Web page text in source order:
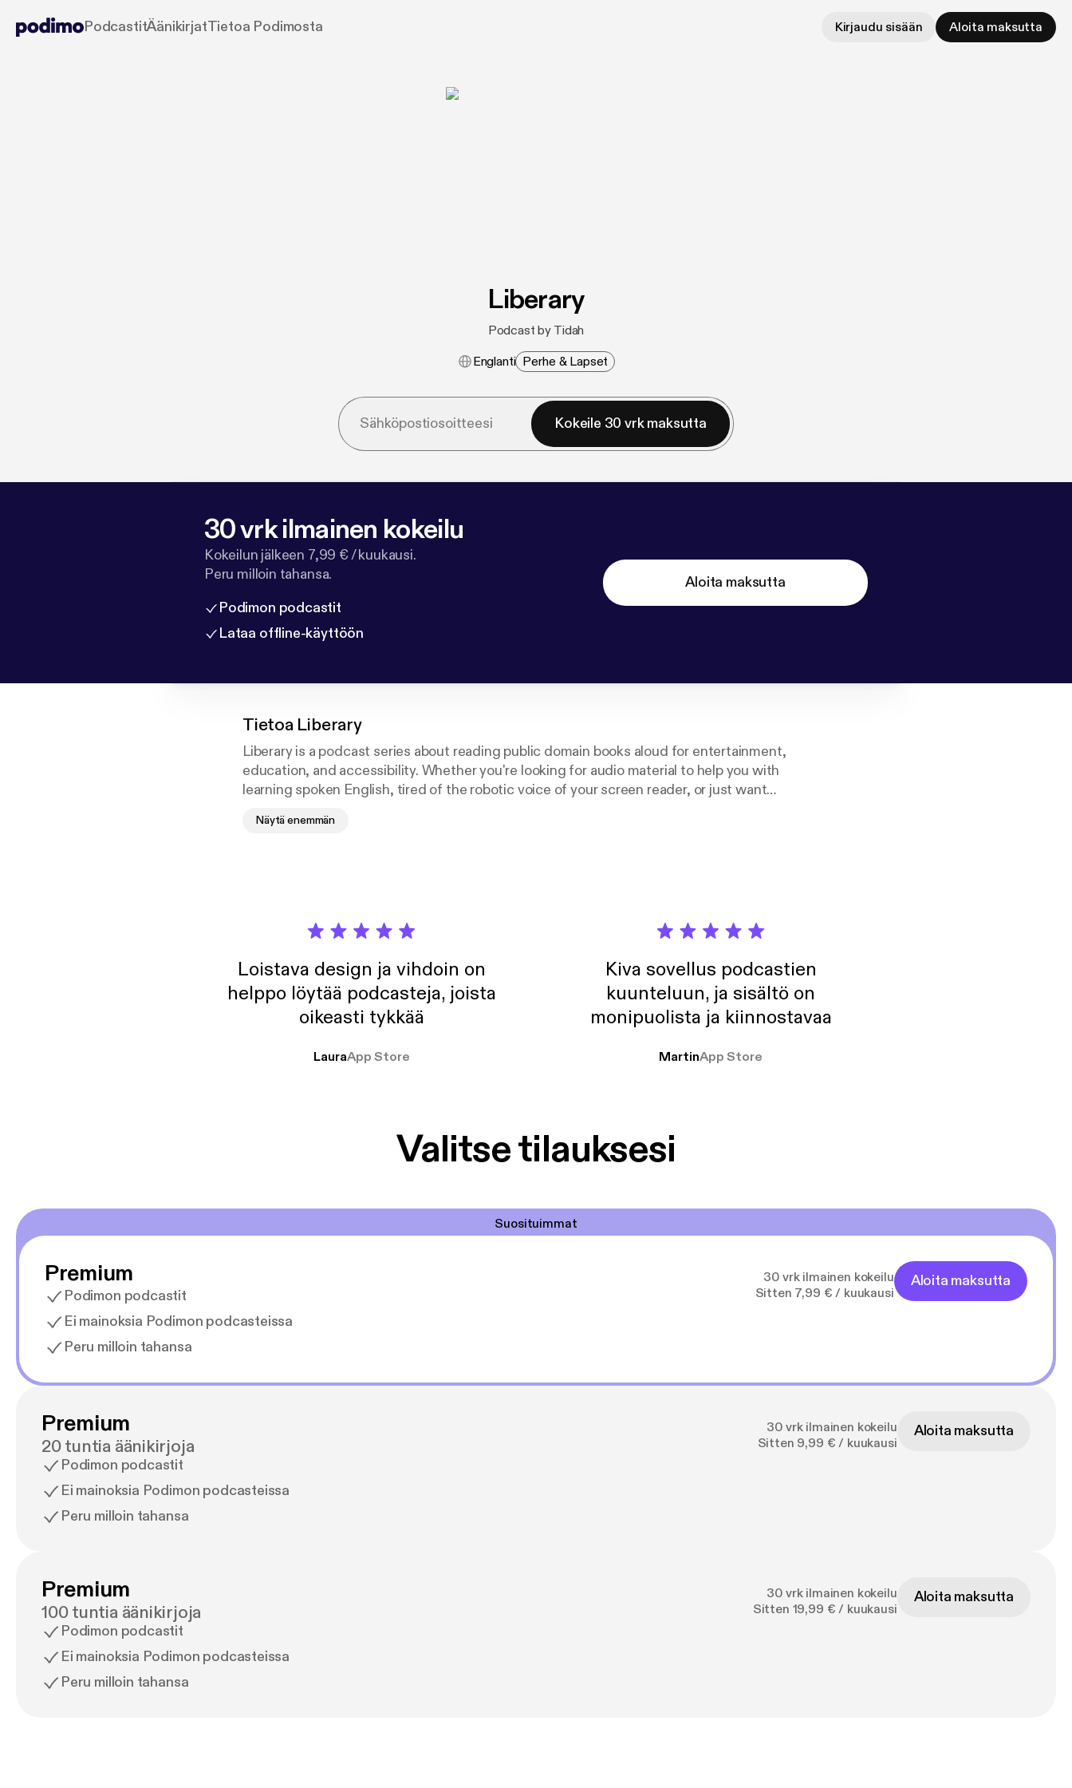
PodcastitÄänikirjatTietoa Podimosta Kirjaudu sisään Aloita maksutta
Liberary
Podcast by Tidah
Englanti Perhe & Lapset
Kokeile 30 vrk maksutta
30 vrk ilmainen kokeilu
Kokeilun jälkeen 7,99 € / kuukausi.
Peru milloin tahansa.
Podimon podcastit
Lataa offline-käyttöön
Aloita maksutta
Tietoa Liberary
Liberary is a podcast series about reading public domain books aloud for entertainment,
education, and accessibility. Whether you're looking for audio material to help you with
learning spoken English, tired of the robotic voice of your screen reader, or just want
Please note that I won't be reading classic classics often. I do like children's books and
Näytä enemmän
Loistava design ja vihdoin on
helppo löytää podcasteja, joista
oikeasti tykkää
LauraApp Store
Kiva sovellus podcastien
kuunteluun, ja sisältö on
monipuolista ja kiinnostavaa
MartinApp Store
Valitse tilauksesi
Suosituimmat
Premium
Podimon podcastit
Ei mainoksia Podimon podcasteissa
Peru milloin tahansa
30 vrk ilmainen kokeilu
Sitten 7,99 € / kuukausi
Aloita maksutta
Premium
20 tuntia äänikirjoja
Podimon podcastit
Ei mainoksia Podimon podcasteissa
Peru milloin tahansa
30 vrk ilmainen kokeilu
Sitten 9,99 € / kuukausi
Aloita maksutta
Premium
100 tuntia äänikirjoja
Podimon podcastit
Ei mainoksia Podimon podcasteissa
Peru milloin tahansa
30 vrk ilmainen kokeilu
Sitten 19,99 € / kuukausi
Aloita maksutta